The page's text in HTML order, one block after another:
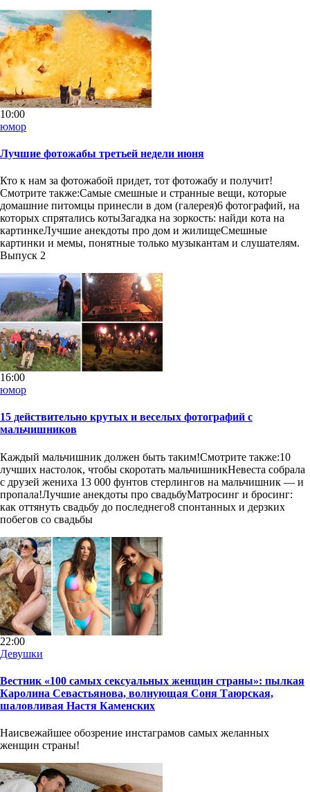
10:00
юмор
Лучшие фотожабы третьей недели июня
Кто к нам за фотожабой придет, тот фотожабу и получит!
Смотрите также:Самые смешные и странные вещи, которые
домашние питомцы принесли в дом (галерея)6 фотографий, на
которых спрятались котыЗагадка на зоркость: найди кота на
картинкеЛучшие анекдоты про дом и жилищеСмешные
картинки и мемы, понятные только музыкантам и слушателям.
Выпуск 2
16:00
юмор
15 действительно крутых и веселых фотографий с
мальчишников
Каждый мальчишник должен быть таким!Смотрите также:10
лучших настолок, чтобы скоротать мальчишникНевеста собрала
с друзей жениха 13 000 фунтов стерлингов на мальчишник — и
пропала!Лучшие анекдоты про свадьбуМатросинг и бросинг:
как оттянуть свадьбу до последнего8 спонтанных и дерзких
побегов со свадьбы
22:00
Девушки
Вестник «100 самых сексуальных женщин страны»: пылкая
Каролина Севастьянова, волнующая Соня Таюрская,
шаловливая Настя Каменских
Наисвежайшее обозрение инстаграмов самых желанных
женщин страны!